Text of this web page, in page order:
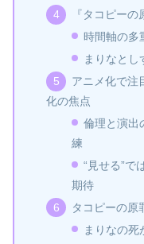
『タコピー
時間軸の多
まりなとし
アニメ化で注
化の焦点
倫理と演出
練
“見せる”で
期待
タコピーの原
まりなの死